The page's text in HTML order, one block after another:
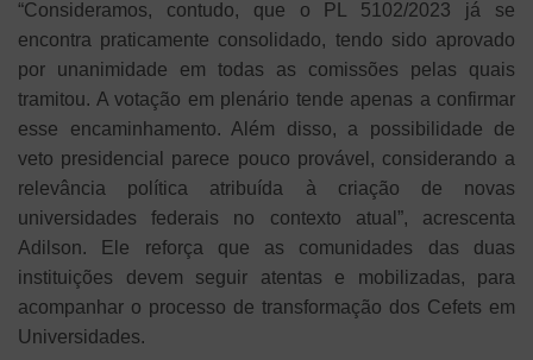
“Consideramos, contudo, que o PL 5102/2023 já se
encontra praticamente consolidado, tendo sido aprovado
por unanimidade em todas as comissões pelas quais
tramitou. A votação em plenário tende apenas a confirmar
esse encaminhamento. Além disso, a possibilidade de
veto presidencial parece pouco provável, considerando a
relevância política atribuída à criação de novas
universidades federais no contexto atual”, acrescenta
Adilson. Ele reforça que as comunidades das duas
instituições devem seguir atentas e mobilizadas, para
acompanhar o processo de transformação dos Cefets em
Universidades.